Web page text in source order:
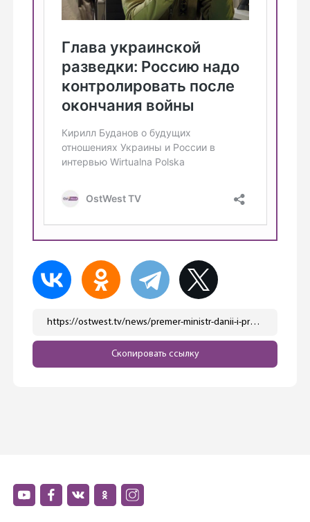
https://ostwest.tv/news/premer-ministr-danii-i-prezident-ukrainy-proveli-rabochuju-vstrechu-v-nikolaeve/
Скопировать ссылку